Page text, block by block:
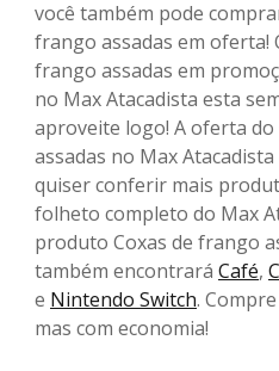
você também pode
frango assadas em oferta!
frango assadas em
no Max Atacadista esta
aproveite logo! A oferta do
assadas no Max
quiser conferir mais
folheto completo do Max
produto Coxas de frango
também encontrará Café,
e Nintendo Switch.
mas com economia!